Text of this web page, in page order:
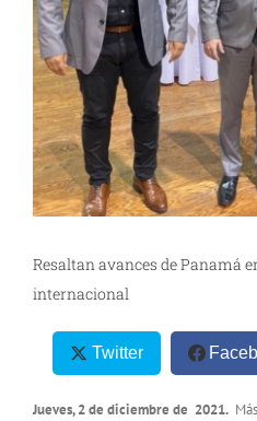
Resaltan avances de Panamá
internacional
Twitter
Jueves, 2 de diciembre de 2021.